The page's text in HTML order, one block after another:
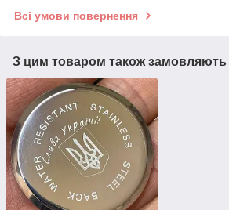
Всі умови повернення
З цим товаром також замовляють